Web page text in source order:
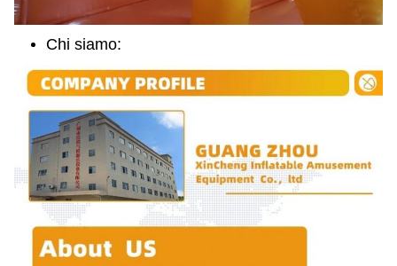
Chi siamo: